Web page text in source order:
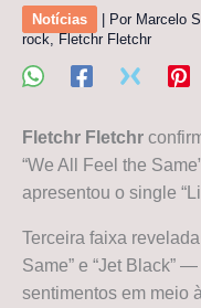
Notícias | Por Marcelo
rock, Fletchr Fletchr
Fletchr Fletchr
“We All Feel the
apresentou o single
Terceira faixa
Same” e “Jet Black”
sentimentos em meio